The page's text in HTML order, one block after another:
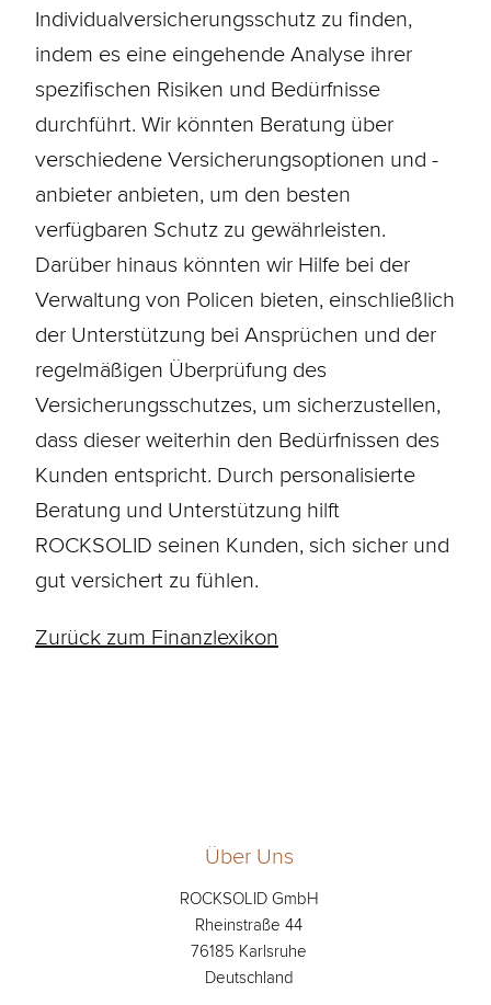
Individualversicherungsschutz zu finden,
indem es eine eingehende Analyse ihrer
spezifischen Risiken und Bedürfnisse
durchführt. Wir könnten Beratung über
verschiedene Versicherungsoptionen und -
anbieter anbieten, um den besten
verfügbaren Schutz zu gewährleisten.
Darüber hinaus könnten wir Hilfe bei der
Verwaltung von Policen bieten, einschließlich
der Unterstützung bei Ansprüchen und der
regelmäßigen Überprüfung des
Versicherungsschutzes, um sicherzustellen,
dass dieser weiterhin den Bedürfnissen des
Kunden entspricht. Durch personalisierte
Beratung und Unterstützung hilft
ROCKSOLID seinen Kunden, sich sicher und
gut versichert zu fühlen.
Zurück zum Finanzlexikon
Über Uns
ROCKSOLID GmbH
Rheinstraße 44
76185 Karlsruhe
Deutschland